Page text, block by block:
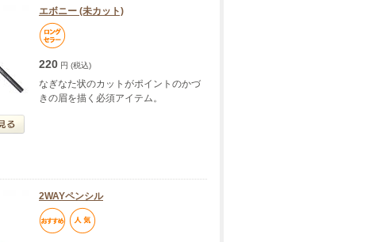
エボニー (未カット)
220 円 (税込)
なぎなた状のカットがポイントのかづ
きの眉を描く必須アイテム。
2WAYペンシル